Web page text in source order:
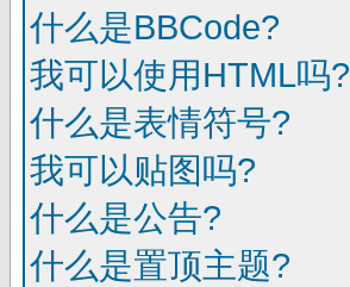
什么是BBCode?
我可以使用HTML吗?
什么是表情符号?
我可以贴图吗?
什么是公告?
什么是置顶主题?